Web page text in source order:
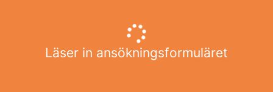
Läser in ansökningsformuläret